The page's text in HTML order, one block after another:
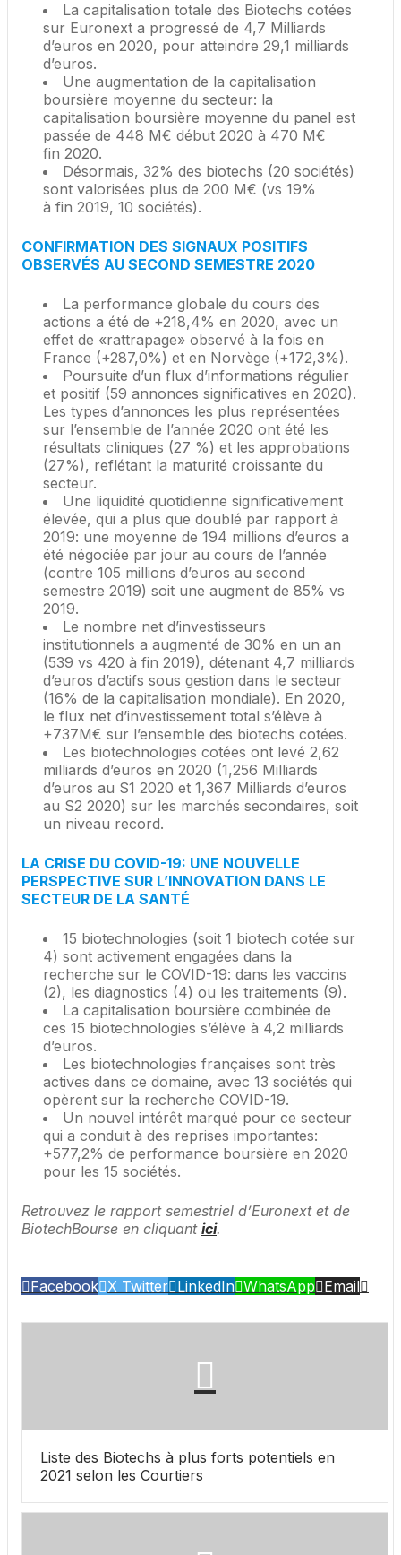
La capitalisation totale des Biotechs cotées
sur Euronext a progressé de 4,7 Milliards
d’euros en 2020, pour atteindre 29,1 milliards
d’euros.
Une augmentation de la capitalisation
boursière moyenne du secteur: la
capitalisation boursière moyenne du panel est
passée de 448 M€ début 2020 à 470 M€
fin 2020.
Désormais, 32% des biotechs (20 sociétés)
sont valorisées plus de 200 M€ (vs 19%
à fin 2019, 10 sociétés).
CONFIRMATION DES SIGNAUX POSITIFS
OBSERVÉS AU SECOND SEMESTRE 2020
La performance globale du cours des
actions a été de +218,4% en 2020, avec un
effet de «rattrapage» observé à la fois en
France (+287,0%) et en Norvège (+172,3%).
Poursuite d’un flux d’informations régulier
et positif (59 annonces significatives en 2020).
Les types d’annonces les plus représentées
sur l’ensemble de l’année 2020 ont été les
résultats cliniques (27 %) et les approbations
(27%), reflétant la maturité croissante du
secteur.
Une liquidité quotidienne significativement
élevée, qui a plus que doublé par rapport à
2019: une moyenne de 194 millions d’euros a
été négociée par jour au cours de l’année
(contre 105 millions d’euros au second
semestre 2019) soit une augment de 85% vs
2019.
Le nombre net d’investisseurs
institutionnels a augmenté de 30% en un an
(539 vs 420 à fin 2019), détenant 4,7 milliards
d’euros d’actifs sous gestion dans le secteur
(16% de la capitalisation mondiale). En 2020,
le flux net d’investissement total s’élève à
+737M€ sur l’ensemble des biotechs cotées.
Les biotechnologies cotées ont levé 2,62
milliards d’euros en 2020 (1,256 Milliards
d’euros au S1 2020 et 1,367 Milliards d’euros
au S2 2020) sur les marchés secondaires, soit
un niveau record.
LA CRISE DU COVID-19: UNE NOUVELLE
PERSPECTIVE SUR L’INNOVATION DANS LE
SECTEUR DE LA SANTÉ
15 biotechnologies (soit 1 biotech cotée sur
4) sont activement engagées dans la
recherche sur le COVID-19: dans les vaccins
(2), les diagnostics (4) ou les traitements (9).
La capitalisation boursière combinée de
ces 15 biotechnologies s’élève à 4,2 milliards
d’euros.
Les biotechnologies françaises sont très
actives dans ce domaine, avec 13 sociétés qui
opèrent sur la recherche COVID-19.
Un nouvel intérêt marqué pour ce secteur
qui a conduit à des reprises importantes:
+577,2% de performance boursière en 2020
pour les 15 sociétés.
Retrouvez le rapport semestriel d’Euronext et de
BiotechBourse en cliquant ici.
Facebook X Twitter LinkedIn WhatsApp Email
Liste des Biotechs à plus forts potentiels en
2021 selon les Courtiers